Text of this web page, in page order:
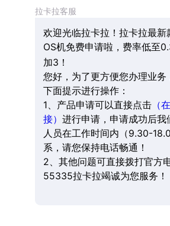
拉卡拉客服
欢迎光临拉卡拉！拉卡拉最新
OS机免费申请啦，费率低至
加3！
您好，为了更方便您办理业务
下面提示进行操作：
1、产品申请可以直接点击（
接） 进行申请，申请成功后我
人员在工作时间内（9.30-
系，请您保持电话畅通！
2、其他问题可直接拨打官方
55335拉卡拉竭诚为您服务！